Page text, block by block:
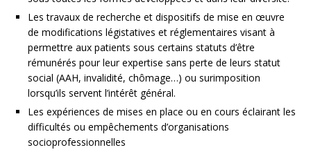
Les travaux de recherche et dispositifs de mise en œuvre
de modifications légistatives et réglementaires visant à
permettre aux patients sous certains statuts d’être
rémunérés pour leur expertise sans perte de leurs statut
social (AAH, invalidité, chômage…) ou surimposition
lorsqu’ils servent l’intérêt général.
Les expériences de mises en place ou en cours éclairant les
difficultés ou empêchements d’organisations
socioprofessionnelles